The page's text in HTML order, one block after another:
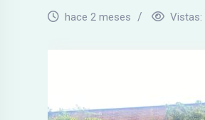
hace 2 meses Vistas: